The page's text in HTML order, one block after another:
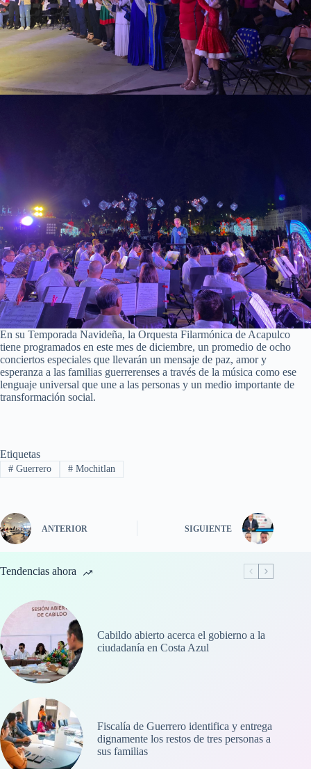
En su Temporada Navideña, la Orquesta Filarmónica de Acapulco
tiene programados en este mes de diciembre, un promedio de ocho
conciertos especiales que llevarán un mensaje de paz, amor y
esperanza a las familias guerrerenses a través de la música como ese
lenguaje universal que une a las personas y un medio importante de
transformación social.
Etiquetas
#Guerrero #Mochitlan
ANTERIOR SIGUIENTE
Tendencias ahora
Cabildo abierto acerca el gobierno a la
ciudadanía en Costa Azul
Fiscalía de Guerrero identifica y entrega
dignamente los restos de tres personas a
sus familias